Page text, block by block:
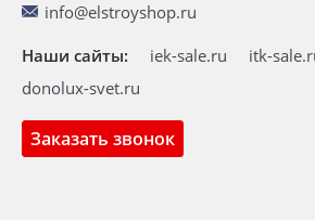
info@elstroyshop.ru
Заказать звонок
Наши сайты: iek-sale.ru itk-
donolux-svet.ru